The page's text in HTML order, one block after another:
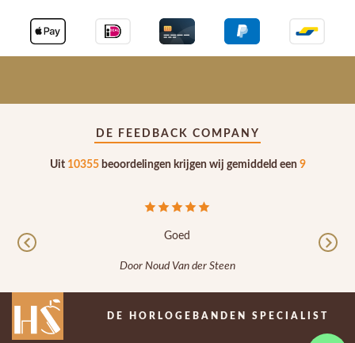
DE FEEDBACK COMPANY
Uit 10355beoordelingen krijgen wij gemiddeld een 9
Door Noud Van der Steen
Previous
DE HORLOGEBANDEN SPECIALIST